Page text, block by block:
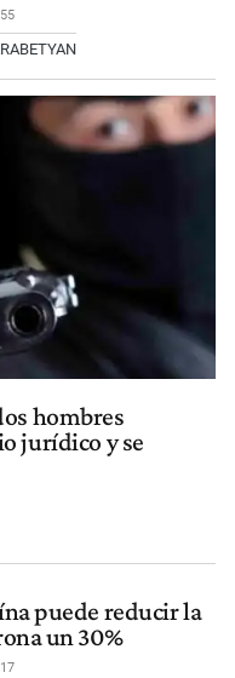
hombres
jurídico y se
puede reducir la
un 30%